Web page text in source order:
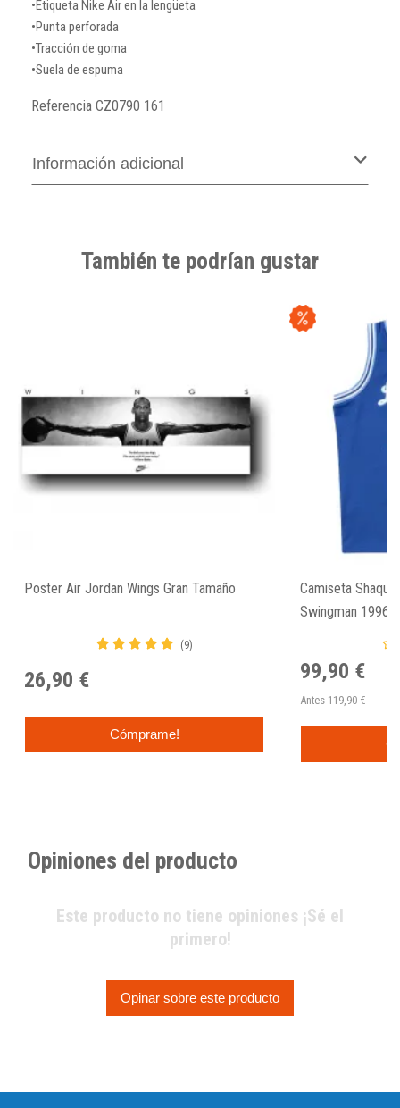
•Etiqueta Nike Air en la lengüeta
•Punta perforada
•Tracción de goma
•Suela de espuma
Referencia CZ0790 161
Información adicional
También te podrían gustar
Poster Air Jordan Wings Gran Tamaño
(9)
26,90 €
Cómprame!
Camiseta
Swingman 1996-
99,90 €
Antes 119,90 €
Opiniones del producto
Este producto no tiene opiniones ¡Sé el
primero!
Opinar sobre este producto